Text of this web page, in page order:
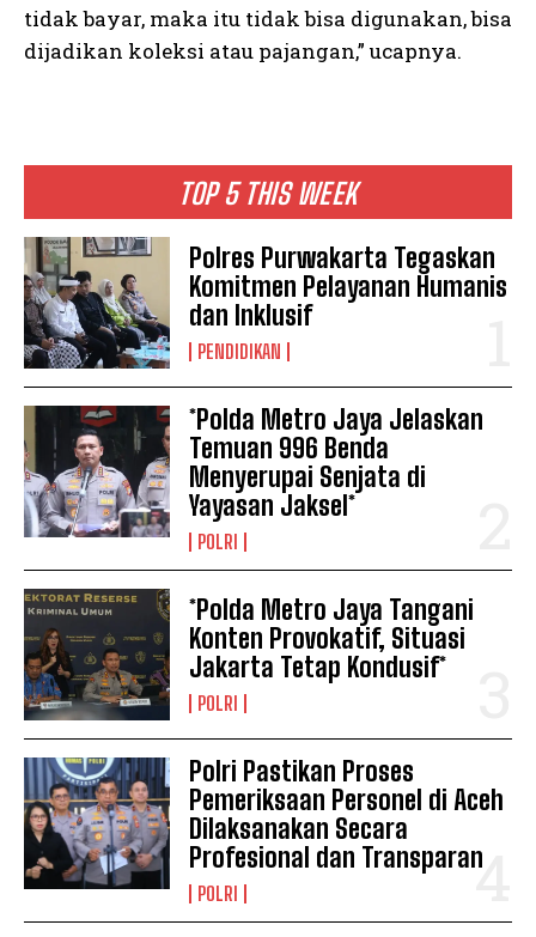
TOP 5 THIS WEEK
Polres Purwakarta Tegaskan
Komitmen Pelayanan Humanis
dan Inklusif
PENDIDIKAN
*Polda Metro Jaya Jelaskan
Temuan 996 Benda
Menyerupai Senjata di
Yayasan Jaksel*
POLRI
*Polda Metro Jaya Tangani
Konten Provokatif, Situasi
Jakarta Tetap Kondusif*
POLRI
Polri Pastikan Proses
Pemeriksaan Personel di Aceh
Dilaksanakan Secara
Profesional dan Transparan
POLRI
tidak bayar, maka itu tidak bisa digunakan, bisa
dijadikan koleksi atau pajangan,” ucapnya.